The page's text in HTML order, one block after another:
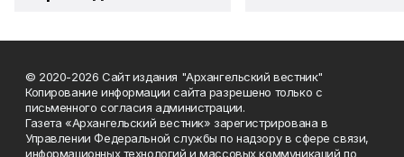
© 2020-2026 Сайт издания "Архангельский вестник"
Копирование информации сайта разрешено только с
письменного согласия администрации.
Газета «Архангельский вестник» зарегистрирована в
Управлении Федеральной службы по надзору в сфере связи,
информационных технологий и массовых коммуникаций по